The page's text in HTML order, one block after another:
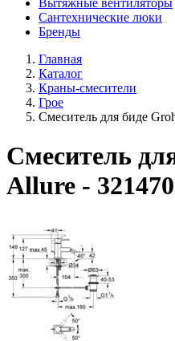
Вытяжные вентиляторы
Сантехнические люки
Бренды
Главная
Каталог
Краны-смесители
Грое
Смеситель для биде
Смеситель
Allure -